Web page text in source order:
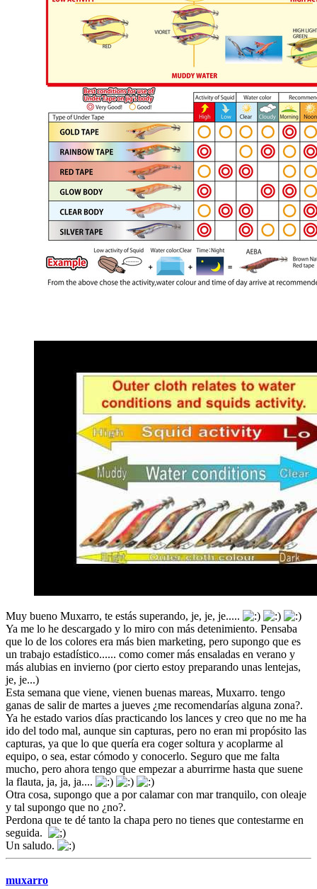
Muy bueno Muxarro, te estás superando, je, je, je.....
Ya me lo he descargado y lo miro con más detenimiento. Pensaba
que lo de los colores era más bien marketing, pero supongo que es
un trabajo estadístico...... como comer más ensaladas en verano y
más alubias en invierno (por cierto estoy preparando unas lentejas,
je, je...)
Esta semana que viene, vienen buenas mareas, Muxarro. tengo
ganas de salir de martes a jueves ¿me recomendarías alguna zona?.
Ya he estado varios días practicando los lances y creo que no me ha
ido del todo mal, aunque sin capturas, pero no eran mi propósito las
capturas, ya que lo que quería era coger soltura y acoplarme al
equipo, o sea, estar cómodo y conocerlo. Seguro que me falta
mucho, pero ahora tengo que empezar a aburrirme hasta que suene
la flauta, ja, ja, ja....
Otra cosa, supongo que a por calamar con mar tranquilo, con oleaje
y tal supongo que no ¿no?.
Perdona que te dé tanto la chapa pero no tienes que contestarme en
seguida.
Un saludo.
muxarro